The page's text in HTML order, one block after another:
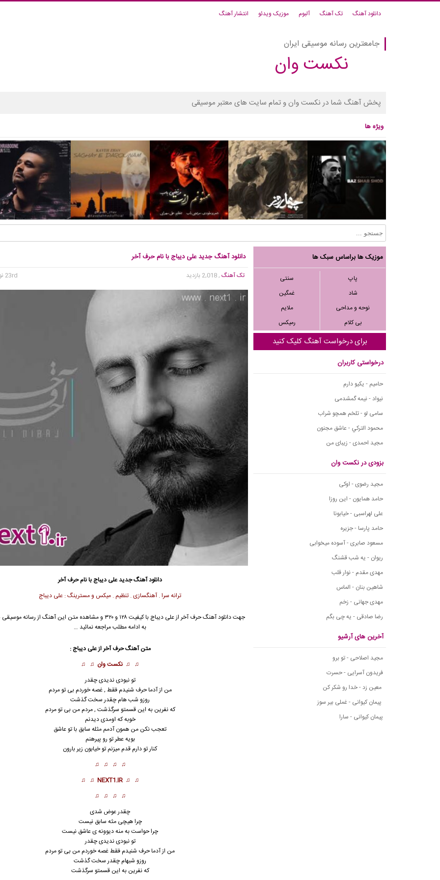
دانلود آهنگ تک آهنگ آلبوم موزیک ویدئو انتشار آهنگ
جامعترین رسانه موسیقی ایران
نکست وان
پخش آهنگ شما در نکست وان و تمام سایت های معتبر موسیقی
ویژه ها
موزیک ها براساس سبک ها
پاپ
سنتی
شاد
غمگین
نوحه و مداحی
ملایم
بی کلام
رمیکس
برای درخواست آهنگ کلیک کنید
درخواستی کاربران
حامیم - یکیو دارم
نیواد - نیمه گمشدمی
سامی لو - تلخم همچو شراب
محمود التركي - عاشق مجنون
مجید احمدی - زیبای من
بزودی در نکست وان
مجید رضوی - اوکی
حامد همایون - این روزا
علی لهراسبی - خیابونا
حامد پارسا - جزیره
مسعود صابری - آسوده میخوابی
ریوان - یه شب قشنگ
مهدی مقدم - نوار قلب
شاهین بنان - الماس
مهدی جهانی - زخم
رضا صادقی - یه چی بگم
آخرین های آرشیو
مجید اصلاحی - تو برو
فریدون آسرایی - حسرت
معین زد - خدا رو شکر کن
پیمان کیوانی - غملی بیر سوز
پیمان کیوانی - سارا
دانلود آهنگ جدید علی دیباج با نام حرف آخر
تک آهنگ, 2,018 بازدید 23rd نوامبر 2015
دانلود آهنگ جدیدعلی دیباج با نام حرف آخر
ترانه سرا . آهنگسازی . تنظیم . میکس و مسترینگ : علی دیباج
جهت دانلود آهنگ حرف آخر ازعلی دیباج
با کیفیت ۱۲۸ و ۳۲۰ و مشاهده متن این آهنگ از رسانه
به ادامه مطلب مراجعه نمائید …
متن آهنگ حرف آخر ازعلی دیباج :
♫ ♫ نکست وان ♫ ♫
تو نبودی ندیدی چقدر
من از آدما حرف شنیدم فقط , غصه خوردم بی تو مردم
روزو شب هام چقدر سخت گذشت
که نفرین به این قسمتو سرگذشت , مردم من بی تو مردم
خوبه که اومدی دیدنم
تعجب نکن من همون آدمم مثله سابق با تو عاشق
بویه عطر تو رو پیرهنم
کنار تو دارم قدم میزنم تو خیابون زیر بارون
♫ ♫ ♫ ♫
♫ ♫
NEXT1.IR
♫ ♫
♫ ♫ ♫ ♫
چقدر عوض شدی
چرا هیچی مثه سابق نیست
چرا حواست به منه دیوونه ی عاشق نیست
تو نبودی ندیدی چقدر
من از آدما حرف شنیدم فقط غصه خوردم من بی تو مردم
روزو شبهام چقدر سخت گذشت
که نفرین به این قسمتو سرگذشت